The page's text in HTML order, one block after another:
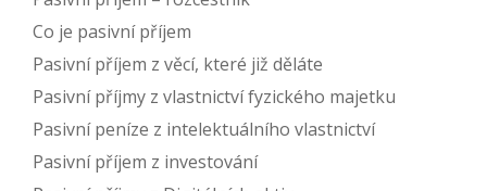
Co je pasivní příjem
Pasivní příjem z věcí, které již děláte
Pasivní příjmy z vlastnictví fyzického majetku
Pasivní peníze z intelektuálního vlastnictví
Pasivní příjem z investování